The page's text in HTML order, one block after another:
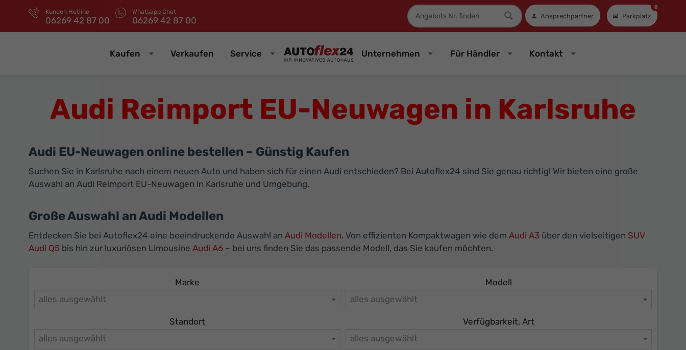
Kunden Hotline
06269 42 87 00
Whatsapp Chat
06269 42 87 00
Fahrzeugnummer
Ansprechpartner Parkplatz
0
Kaufen Verkaufen Service Unternehmen Für Händler Kontakt
Audi Reimport EU-Neuwagen in Karlsruhe
Audi EU-Neuwagen online bestellen – Günstig Kaufen
Suchen Sie in Karlsruhe nach einem neuen Auto und haben sich für einen Audi entschieden? Bei Autoflex24 sind Sie genau richtig! Wir bieten eine große
Auswahl an Audi Reimport EU-Neuwagen in Karlsruhe und Umgebung.
Große Auswahl an Audi Modellen
Entdecken Sie bei Autoflex24 eine beeindruckende Auswahl an Audi Modellen. Von effizienten Kompaktwagen wie dem Audi A3 über den vielseitigen SUV
Audi Q5 bis hin zur luxuriösen Limousine Audi A6 – bei uns finden Sie das passende Modell, das Sie kaufen möchten.
Marke
alles ausgewählt
Modell
alles ausgewählt
Standort
alles ausgewählt
Verfügbarkeit, Art
alles ausgewählt